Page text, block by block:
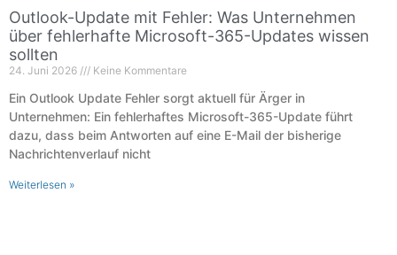
Outlook-Update mit Fehler: Was Unternehmen
über fehlerhafte Microsoft-365-Updates wissen
sollten
24. Juni 2026 Keine Kommentare
Ein Outlook Update Fehler sorgt aktuell für Ärger in
Unternehmen: Ein fehlerhaftes Microsoft-365-Update führt
dazu, dass beim Antworten auf eine E-Mail der bisherige
Nachrichtenverlauf nicht
Weiterlesen »